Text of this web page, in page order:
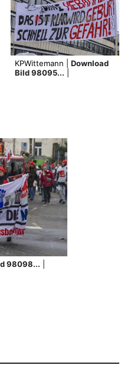
KPWittemann | Download
Bild 98095...
98098...